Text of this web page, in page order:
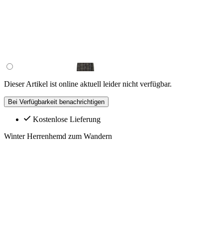
Dieser Artikel ist online aktuell leider nicht verfügbar.
Bei Verfügbarkeit benachrichtigen
Kostenlose Lieferung
Winter Herrenhemd zum Wandern